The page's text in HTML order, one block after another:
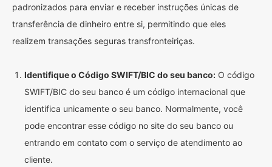
padronizados para enviar e receber instruções únicas de
transferência de dinheiro entre si, permitindo que eles
realizem transações seguras transfronteiriças.
Identifique o Código SWIFT/BIC do seu banco: O código
SWIFT/BIC do seu banco é um código internacional que
identifica unicamente o seu banco. Normalmente, você
pode encontrar esse código no site do seu banco ou
entrando em contato com o serviço de atendimento ao
cliente.